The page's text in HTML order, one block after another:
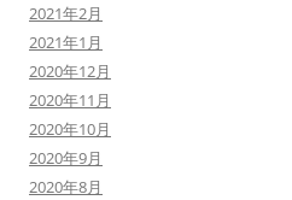
2021年2月
2021年1月
2020年12月
2020年11月
2020年10月
2020年9月
2020年8月